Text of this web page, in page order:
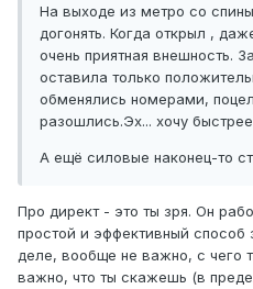
На выходе из метро со
догонять. Когда открыл ,
очень приятная внешность.
оставила только
обменялись номерами,
разошлись.Эх... хочу
А ещё силовые наконец-то
Про директ - это ты зря. Он
простой и эффективный
деле, вообще не важно, с чего
важно, что ты скажешь (в